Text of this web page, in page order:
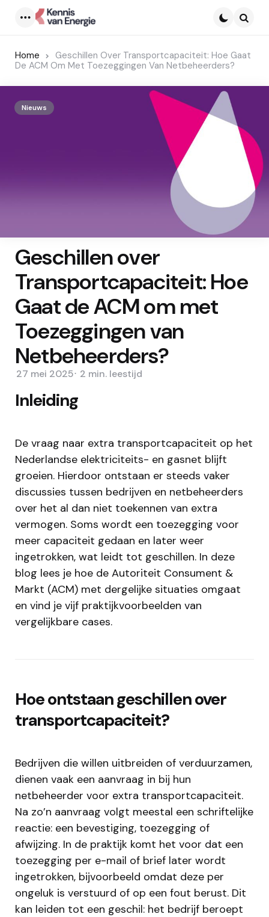
Home
Geschillen Over Transportcapaciteit: Hoe Gaat
De ACM Om Met Toezeggingen Van Netbeheerders?
Nieuws
Geschillen over
Transportcapaciteit: Hoe
Gaat de ACM om met
Toezeggingen van
Netbeheerders?
27 mei 2025 2 min. leestijd
Inleiding
De vraag naar extra transportcapaciteit op het
Nederlandse elektriciteits- en gasnet blijft
groeien. Hierdoor ontstaan er steeds vaker
discussies tussen bedrijven en netbeheerders
over het al dan niet toekennen van extra
vermogen. Soms wordt een toezegging voor
meer capaciteit gedaan en later weer
ingetrokken, wat leidt tot geschillen. In deze
blog lees je hoe de Autoriteit Consument &
Markt (ACM) met dergelijke situaties omgaat
en vind je vijf praktijkvoorbeelden van
vergelijkbare cases.
Hoe ontstaan geschillen over
transportcapaciteit?
Bedrijven die willen uitbreiden of verduurzamen,
dienen vaak een aanvraag in bij hun
netbeheerder voor extra transportcapaciteit.
Na zo’n aanvraag volgt meestal een schriftelijke
reactie: een bevestiging, toezegging of
afwijzing. In de praktijk komt het voor dat een
toezegging per e-mail of brief later wordt
ingetrokken, bijvoorbeeld omdat deze per
ongeluk is verstuurd of op een fout berust. Dit
kan leiden tot een geschil: het bedrijf beroept